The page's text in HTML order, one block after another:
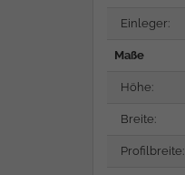
Einleger:
Maße
Höhe:
Breite:
Profilbreite: